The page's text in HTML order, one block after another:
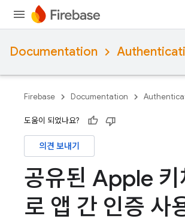
Documentation
Firebase Documentation
도움이 되었나요?
의견 보내기
공유된 Apple 키
로 앱 간 인증 사